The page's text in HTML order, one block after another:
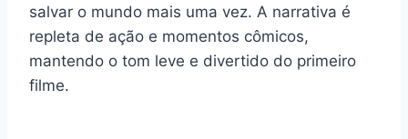
salvar o mundo mais uma vez. A narrativa é
repleta de ação e momentos cômicos,
mantendo o tom leve e divertido do primeiro
filme.